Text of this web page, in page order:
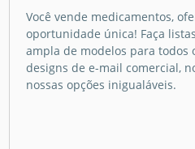
Projete uma imagem de
confiança e confiabilidade
com nosso modelo de
papel timbrado cinza
Você vende medicamentos,
oportunidade única! Faça
ampla de modelos para todos
designs de e-mail comercial,
nossas opções inigualáveis.